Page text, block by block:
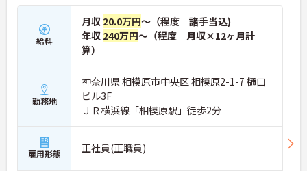
給料
月収 20.0万円～（程度 諸手当込)
年収 240万円～（程度 月収×12ヶ月計
算）
勤務地
神奈川県 相模原市中央区 相模原2-1-7 樋口
ビル3F
ＪＲ横浜線「相模原駅」徒歩2分
雇用形態 正社員(正職員)